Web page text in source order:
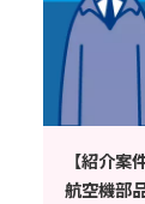
【紹介案
航空機部